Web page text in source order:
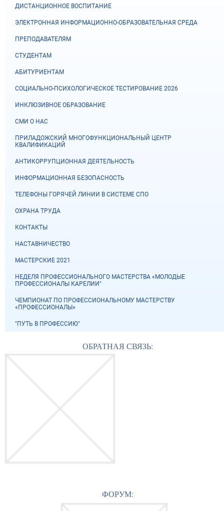
ДИСТАНЦИОННОЕ ВОСПИТАНИЕ
ЭЛЕКТРОННАЯ ИНФОРМАЦИОННО-ОБРАЗОВАТЕЛЬНАЯ СРЕДА
ПРЕПОДАВАТЕЛЯМ
СТУДЕНТАМ
АБИТУРИЕНТАМ
СОЦИАЛЬНО-ПСИХОЛОГИЧЕСКОЕ ТЕСТИРОВАНИЕ 2026
ИНКЛЮЗИВНОЕ ОБРАЗОВАНИЕ
СМИ О НАС
ПРИЛАДОЖСКИЙ МНОГОФУНКЦИОНАЛЬНЫЙ ЦЕНТР
КВАЛИФИКАЦИЙ
АНТИКОРРУПЦИОННАЯ ДЕЯТЕЛЬНОСТЬ
ИНФОРМАЦИОННАЯ БЕЗОПАСНОСТЬ
ТЕЛЕФОНЫ ГОРЯЧЕЙ ЛИНИИ В СИСТЕМЕ СПО
ОХРАНА ТРУДА
КОНТАКТЫ
НАСТАВНИЧЕСТВО
МАСТЕРСКИЕ 2021
НЕДЕЛЯ ПРОФЕССИОНАЛЬНОГО МАСТЕРСТВА «МОЛОДЫЕ
ПРОФЕССИОНАЛЫ КАРЕЛИИ"
ЧЕМПИОНАТ ПО ПРОФЕССИОНАЛЬНОМУ МАСТЕРСТВУ
«ПРОФЕССИОНАЛЫ»
"ПУТЬ В ПРОФЕССИЮ"
ОБРАТНАЯ СВЯЗЬ:
ФОРУМ: